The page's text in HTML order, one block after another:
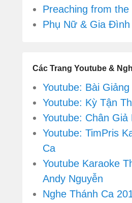
Preaching from the
Phụ Nữ & Gia Đình
Các Trang Youtube &
Youtube: Bài Giảng
Youtube: Kỳ Tận
Youtube: Chân Giả
Youtube: TimPris
Ca
Youtube Karaoke
Andy Nguyễn
Nghe Thánh Ca